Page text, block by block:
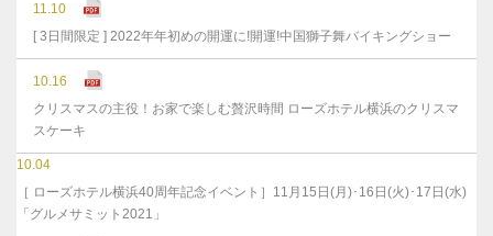
11.10
[ 3日間限定 ] 2022年年初めの開運に!開運!中国獅子舞バイキングショー
10.16
クリスマスの主役！お家で楽しむ贅沢時間 ローズホテル横浜のクリスマ
スケーキ
10.04
［ ローズホテル横浜40周年記念イベント］11月15日(月)･16日(火)･17日(水)
「グルメサミット2021」